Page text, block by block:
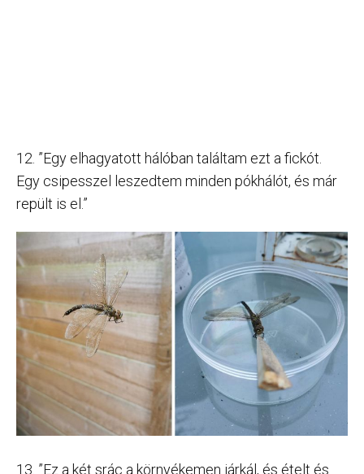
12. ”Egy elhagyatott hálóban találtam ezt a fickót.
Egy csipesszel leszedtem minden pókhálót, és már
repült is el.”
13. ”Ez a két srác a környékemen járkál, és ételt és